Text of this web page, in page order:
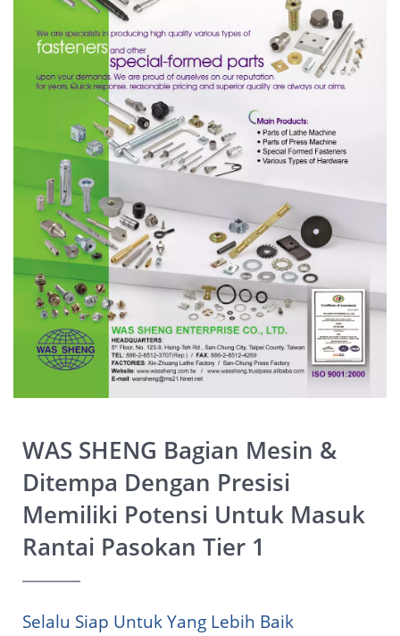
WAS SHENG Bagian Mesin &
Ditempa Dengan Presisi
Memiliki Potensi Untuk Masuk
Rantai Pasokan Tier 1
Selalu Siap Untuk Yang Lebih Baik